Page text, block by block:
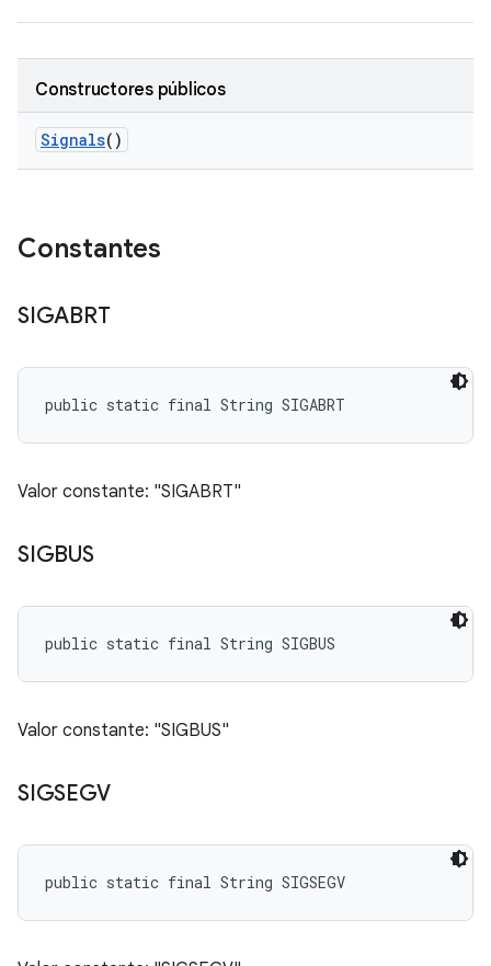
Constructores públicos
Signals()
Constantes
SIGABRT
public static final String SIGABRT
Valor constante: "SIGABRT"
SIGBUS
public static final String SIGBUS
Valor constante: "SIGBUS"
SIGSEGV
public static final String SIGSEGV